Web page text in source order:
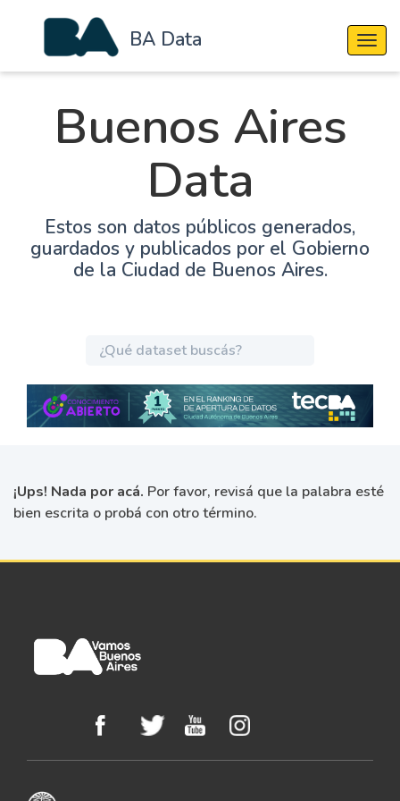
BA Data
Buenos Aires
Data
Estos son datos públicos generados,
guardados y publicados por el Gobierno
de la Ciudad de Buenos Aires.
¡Ups! Nada por acá. Por favor, revisá que la palabra esté
bien escrita o probá con otro término.